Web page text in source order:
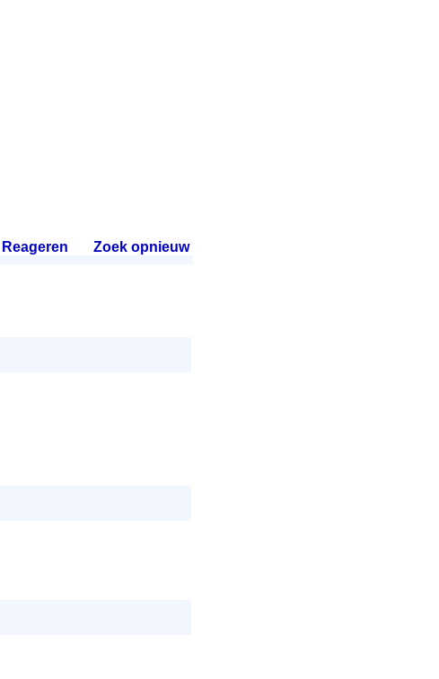
Reageren Zoek opnieuw.